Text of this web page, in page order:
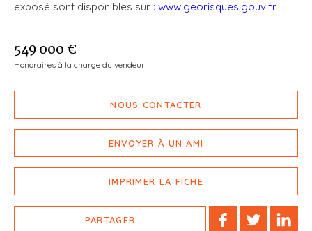
exposé sont disponibles sur : www.georisques.gouv.fr
549 000 €
Honoraires à la charge du vendeur
NOUS CONTACTER
ENVOYER À UN AMI
IMPRIMER LA FICHE
PARTAGER